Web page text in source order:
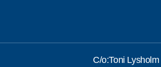
C/o:Toni